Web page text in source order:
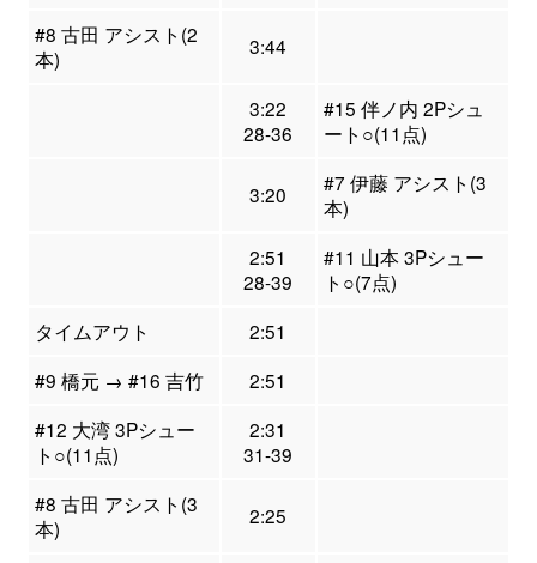
#8 古田 アシスト(2
本)
3:44
3:22
28-36
#15 伴ノ内 2Pシュ
ート○(11点)
3:20
#7 伊藤 アシスト(3
本)
2:51
28-39
#11 山本 3Pシュー
ト○(7点)
タイムアウト
2:51
#9 橋元 → #16 吉竹
2:51
#12 大湾 3Pシュー
ト○(11点)
2:31
31-39
#8 古田 アシスト(3
本)
2:25